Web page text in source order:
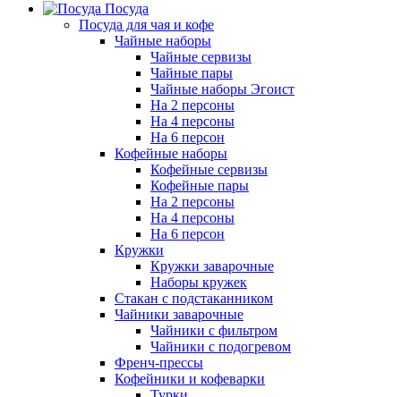
Посуда
Посуда для чая и кофе
Чайные наборы
Чайные сервизы
Чайные пары
Чайные наборы Эгоист
На 2 персоны
На 4 персоны
На 6 персон
Кофейные наборы
Кофейные сервизы
Кофейные пары
На 2 персоны
На 4 персоны
На 6 персон
Кружки
Кружки заварочные
Наборы кружек
Стакан с подстаканником
Чайники заварочные
Чайники с фильтром
Чайники с подогревом
Френч-прессы
Кофейники и кофеварки